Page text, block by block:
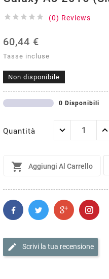
     (0) Reviews
60,44 €
Tasse incluse
Non disponibile
0 Disponibili
Quantità
 Aggiungi Al Carrello
edit Scrivi la tua recensione